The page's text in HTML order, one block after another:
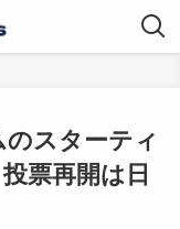
スターティ
票再開は日